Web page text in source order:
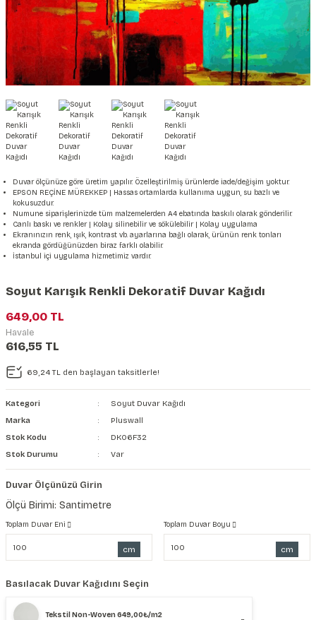
Duvar Kanvası
Duvar ölçünüze göre üretim yapılır. Özelleştirilmiş ürünlerde iade/değişim yoktur.
EPSON REÇİNE MÜREKKEP | Hassas ortamlarda kullanıma uygun, su bazlı ve
kokusuzdur.
Numune siparişlerinizde tüm malzemelerden A4 ebatında baskılı olarak gönderilir.
Canlı baskı ve renkler | Kolay silinebilir ve sökülebilir | Kolay uygulama
Ekranınızın renk, ışık, kontrast vb. ayarlarına bağlı olarak, ürünün renk tonları
ekranda gördüğünüzden biraz farklı olabilir.
İstanbul içi uygulama hizmetimiz vardır.
Soyut Karışık Renkli Dekoratif Duvar Kağıdı
649,00 TL
Havale
616,55 TL
69,24 TL den başlayan taksitlerle!
Kategori
Soyut Duvar Kağıdı
Marka
Pluswall
Stok Kodu
DK06F32
Stok Durumu
Var
Duvar Ölçünüzü Girin
Ölçü Birimi: Santimetre
Toplam Duvar Eni
cm
Toplam Duvar Boyu
cm
Basılacak Duvar Kağıdını Seçin
Tekstil Non-Woven 649,00₺/m2